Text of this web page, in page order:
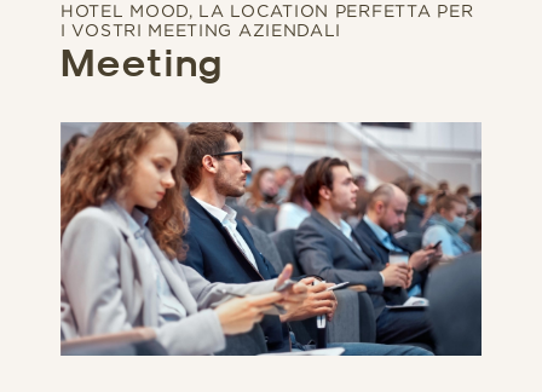
HOTEL MOOD, LA LOCATION PERFETTA PER
I VOSTRI MEETING AZIENDALI
Meeting